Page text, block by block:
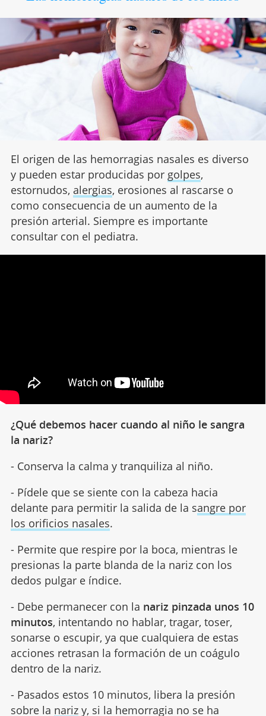
El origen de las hemorragias nasales es diverso
y pueden estar producidas por golpes,
estornudos, alergias, erosiones al rascarse o
como consecuencia de un aumento de la
presión arterial. Siempre es importante
consultar con el pediatra.
¿Qué debemos hacer cuando al niño le sangra
la nariz?
- Conserva la calma y tranquiliza al niño.
- Pídele que se siente con la cabeza hacia
delante para permitir la salida de la sangre por
los orificios nasales.
- Permite que respire por la boca, mientras le
presionas la parte blanda de la nariz con los
dedos pulgar e índice.
- Debe permanecer con la nariz pinzada unos 10
minutos, intentando no hablar, tragar, toser,
sonarse o escupir, ya que cualquiera de estas
acciones retrasan la formación de un coágulo
dentro de la nariz.
- Pasados estos 10 minutos, libera la presión
sobre la narizy, si la hemorragia no se ha